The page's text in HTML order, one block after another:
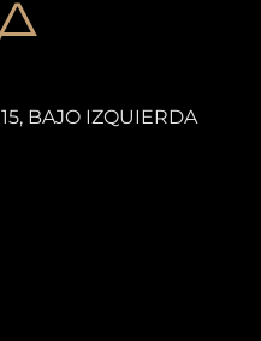
BAJO IZQUIERDA